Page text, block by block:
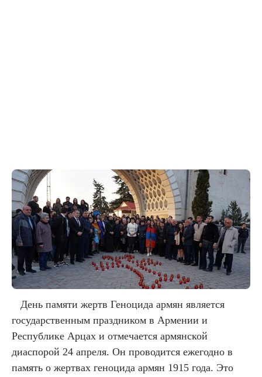
День памяти жертв Геноцида армян является
государственным праздником в Армении и
Республике Арцах и отмечается армянской
диаспорой 24 апреля. Он проводится ежегодно в
память о жертвах геноцида армян 1915 года. Это